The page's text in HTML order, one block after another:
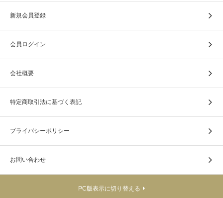
本体カバー部分は、上質な金襴生地で仕立てられておりま
新規会員登録
会員ログイン
会社概要
特定商取引法に基づく表記
プライバシーポリシー
お問い合わせ
PC版表示に切り替える